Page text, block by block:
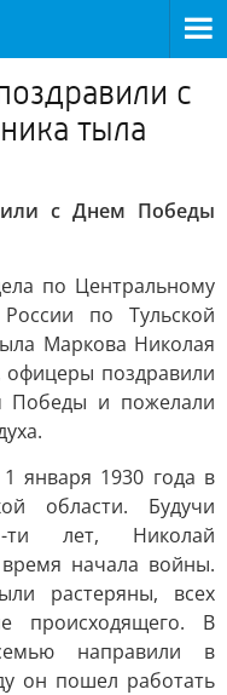
с
тыла
с Днем Победы
по Центральному
по Тульской
Маркова Николая
поздравили
Победы и пожелали
января 1930 года в
области. Будучи
ти лет, Николай
начала войны.
растеряны, всех
происходящего. В
направили в
он пошел работать